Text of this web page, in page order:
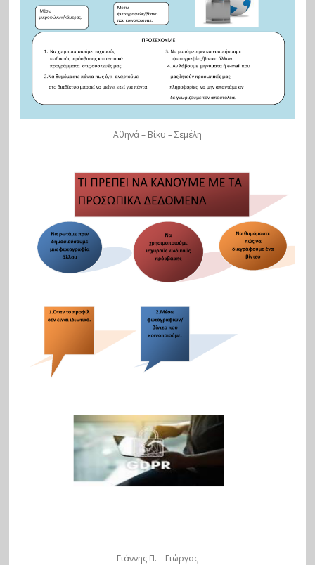
Αθηνά – Βίκυ – Σεμέλη
Γιάννης Π. – Γιώργος